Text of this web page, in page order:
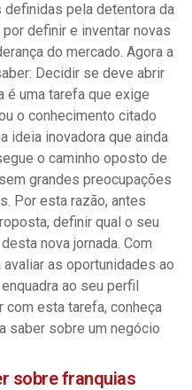
pela detentora da
definir e inventar novas
do mercado. Agora a
Decidir se deve abrir
é uma tarefa que exige
o conhecimento citado
ideia inovadora que ainda
o caminho oposto de
grandes preocupações
Por esta razão, antes
definir qual o seu
nova jornada. Com
as oportunidades ao
ao seu perfil
com esta tarefa, conheça
saber sobre um negócio
sobre franquias